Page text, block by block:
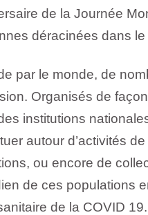
de la Journée
déracinées dans
par le monde, de
Organisés de
institutions
autour d’activités
ou encore de
de ces populations
de la COVID 19.